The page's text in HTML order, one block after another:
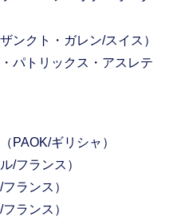
ンクト・ガレン/スイス）
パトリックス・アスレテ
PAOK/ギリシャ）
/フランス）
ランス）
ランス）